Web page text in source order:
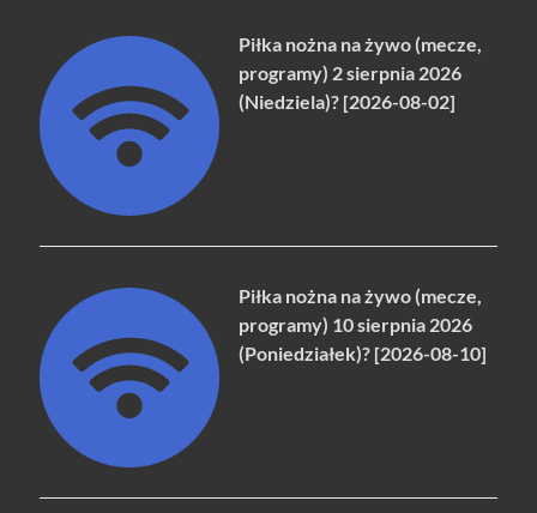
Piłka nożna na żywo (mecze,
programy) 2 sierpnia 2026
(Niedziela)? [2026-08-02]
Piłka nożna na żywo (mecze,
programy) 10 sierpnia 2026
(Poniedziałek)? [2026-08-10]